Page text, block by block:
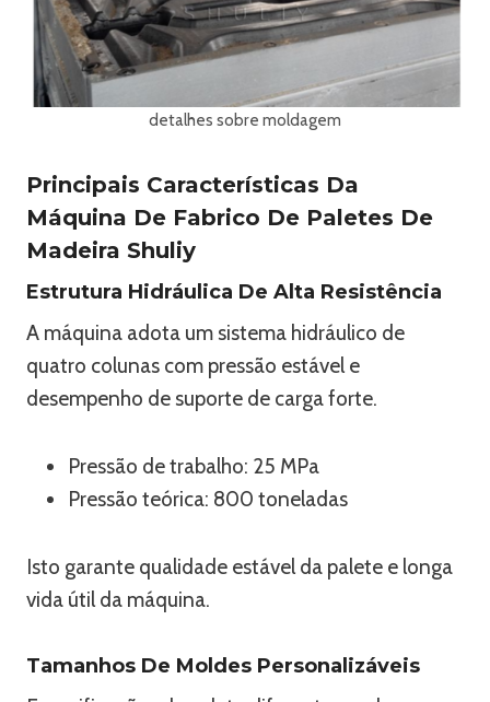
detalhes sobre moldagem
Principais Características Da
Máquina De Fabrico De Paletes De
Madeira Shuliy
Estrutura Hidráulica De Alta Resistência
A máquina adota um sistema hidráulico de
quatro colunas com pressão estável e
desempenho de suporte de carga forte.
Pressão de trabalho: 25 MPa
Pressão teórica: 800 toneladas
Isto garante qualidade estável da palete e longa
vida útil da máquina.
Tamanhos De Moldes Personalizáveis